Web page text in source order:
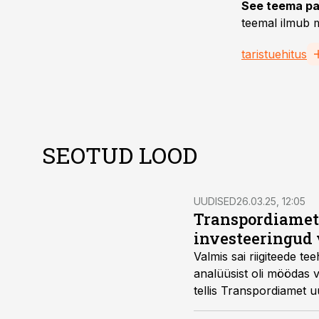
See teema
teemal ilmub
taristuehitus
SEOTUD LOOD
UUDISED26.03.25, 12:05
investeeringud
Valmis sai riigiteede
analüüsist oli möödas
tellis Transpordiamet